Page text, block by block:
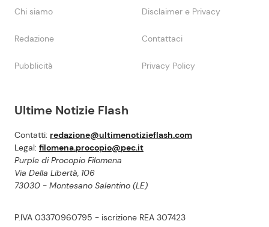
Ultime Notizie Flash
Contatti: redazione@ultimenotizieflash.com
Legal: filomena.procopio@pec.it
Purple di Procopio Filomena
Via Della Libertà, 106
73030 - Montesano Salentino (LE)
P.IVA 03370960795 - iscrizione REA 307423
Chi siamo Disclaimer e Privacy
Redazione Contattaci
Pubblicità Privacy Policy